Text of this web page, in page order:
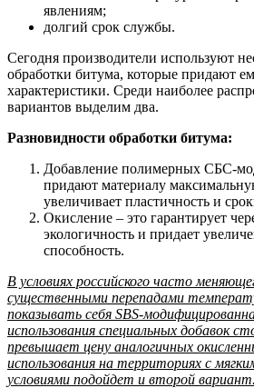
явлениям;
долгий срок службы.
Сегодня производители используют
обработки битума, которые придают
характеристики. Среди наиболее
вариантов выделим два.
Разновидности обработки битума:
Добавление полимерных СБС-
придают материалу
увеличивает пластичность и
Окисление – это гарантирует
экологичность и придает
способность.
В условиях российского часто
существенными перепадами
показывать себя SBS-
использования специальных добавок
превышает цену аналогичных
использования на территориях с
условиями подойдет и второй вариант.